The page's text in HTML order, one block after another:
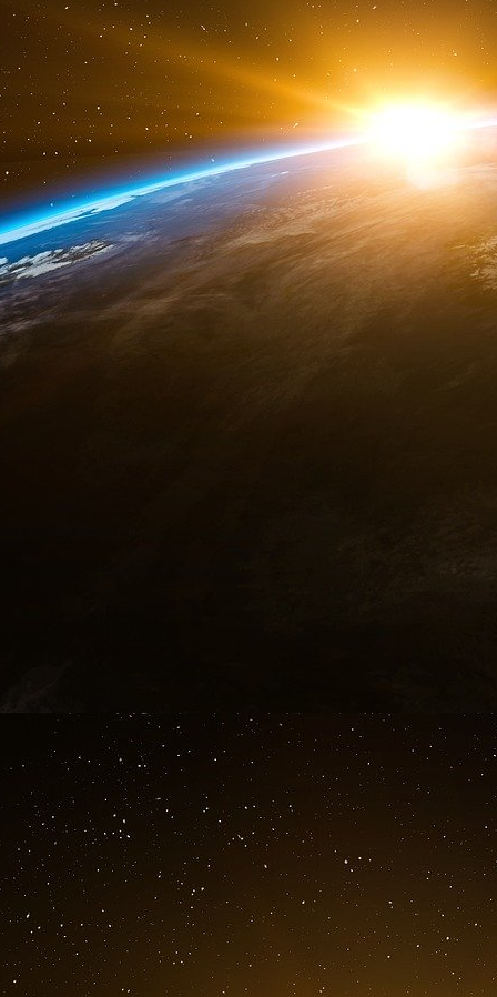
Les bénéfices nets augmentant
progressivement amplifié pour explorer
L’agriculture et l’agro-alimentaire n’y
parfaitement les aspects géoéconomiques,
fonds de gestion d’actifs entend
Agriculture Fund » et l’installe parmi sa
conscient que ses clients prêtent
Blackrock le renomme « Nutrition Fund ».
chaîne de valeurs du secteur qui est visé :
production, transformation, emballage,
Luxembourg, sa taille est de 88 millions de
très peu dans l’univers de BlackRock. Ses
suivantes : FMC Corporation (USA,
françaises, comme Danone (5,7%) ou
A l’image des mastodontes du numérique
BlackRock diversifie ses activités pour
gains. Anticipant autant les futurs besoins
mondiale que les pénuries qu’engendrera
certaines régions, le fonds estime que les
peuvent être financièrement profitables
aujourd’hui lui permettent déjà de disposer
dynamiques des marchés liés à
d’autre investisseurs, pourrait alors être
participations. Cette approche correspond